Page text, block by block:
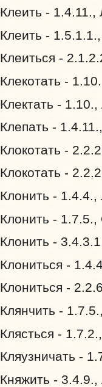
Клеить -
Клеить -
Клеиться -
Клекотать -
Клектать -
Клепать -
Клокотать -
Клокотать -
Клонить -
Клонить -
Клонить -
Клониться -
Клониться -
Клянчить -
Клясться -
Кляузничать -
Княжить -